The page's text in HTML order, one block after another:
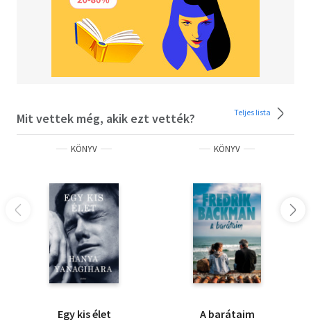
Mit vettek még, akik ezt vették? Teljes lista
KÖNYV
Egy kis élet
KÖNYV
A barátaim